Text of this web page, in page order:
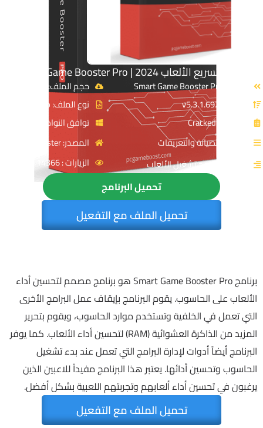
برنامج تسريع الألعاب 2024 | Smart Game Booster Pro
الترخيص: Cracked
القسم: الصيانة والتعريفات
التصنيف: برامج تشغيل الألعاب
حجم الملف: 67 MB
نوع الملف: Zip
توافق النواة: 64-Bit
المصدر: Game Booster
الزيارات : 14366
تحميل البرنامج
تحميل الملف مع التفعيل
برنامج Smart Game Booster Pro هو برنامج مصمم لتحسين أداء
الألعاب على الحاسوب. يقوم البرنامج بإيقاف عمل البرامج الأخرى
التي تعمل في الخلفية وتستخدم موارد الحاسوب، ويقوم بتحرير
المزيد من الذاكرة العشوائية (RAM) لتحسين أداء الألعاب. كما يوفر
البرنامج أيضاً أدوات لإدارة البرامج التي تعمل عند بدء تشغيل
الحاسوب وتحسين أدائها. يعتبر هذا البرنامج مفيداً للاعبين الذين
يرغبون في تحسين أداء ألعابهم وتجربتهم اللعبية بشكل أفضل.
تحميل الملف مع التفعيل